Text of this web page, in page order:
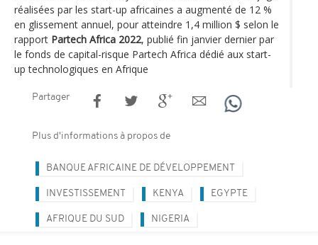
réalisées par les start-up africaines a augmenté de 12 %
en glissement annuel, pour atteindre 1,4 million $ selon le
rapport Partech Africa 2022, publié fin janvier dernier par
le fonds de capital-risque Partech Africa dédié aux start-
up technologiques en Afrique
Partager
Plus d'informations à propos de
BANQUE AFRICAINE DE DÉVELOPPEMENT
INVESTISSEMENT KENYA EGYPTE
AFRIQUE DU SUD NIGERIA